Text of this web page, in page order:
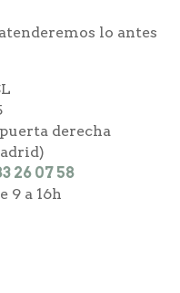
lo antes
derecha
26 07 58
9 a 16h